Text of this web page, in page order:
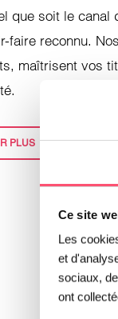
Ce site
Les
et
sociaux,
ont
que soit le canal
faire reconnu.
maîtrisent vos
PLUS